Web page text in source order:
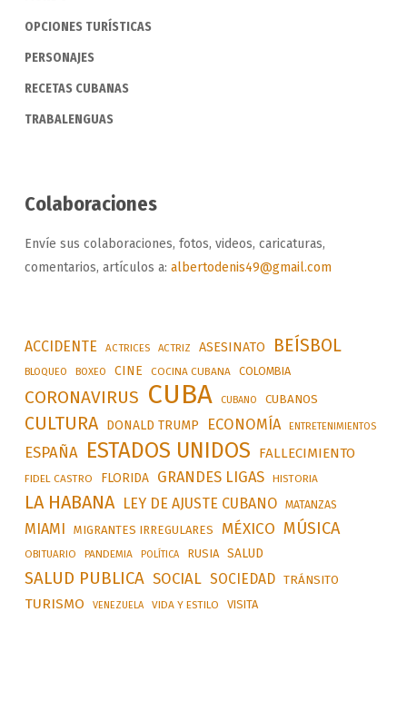
OPCIONES TURÍSTICAS
PERSONAJES
RECETAS CUBANAS
TRABALENGUAS
Colaboraciones
Envíe sus colaboraciones, fotos, videos, caricaturas,
comentarios, artículos a: albertodenis49@gmail.com
ACCIDENTE ACTRICES ACTRIZ ASESINATO BEÍSBOL
BLOQUEO BOXEO CINE COCINA CUBANA COLOMBIA
CORONAVIRUS CUBA CUBANO CUBANOS
CULTURA DONALD TRUMP ECONOMÍA ENTRETENIMIENTOS
ESPAÑA ESTADOS UNIDOS FALLECIMIENTO
FIDEL CASTRO FLORIDA GRANDES LIGAS HISTORIA
LA HABANA LEY DE AJUSTE CUBANO MATANZAS
MIAMI MIGRANTES IRREGULARES MÉXICO MÚSICA
OBITUARIO PANDEMIA POLÍTICA RUSIA SALUD
SALUD PUBLICA SOCIAL SOCIEDAD TRÁNSITO
TURISMO VENEZUELA VIDA Y ESTILO VISITA